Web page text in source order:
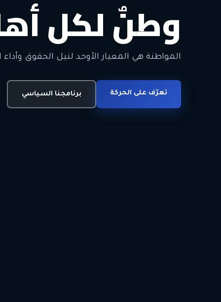
وطنٌ لكل
المواطنة هي المعيار الأوحد لنيل الحقوق وأداء
تعرّف على الحركة برنامجنا السياسي
معاً من أجل
الحرية • الوحدة • السلام • الديمقراطية
انضم للحركة اتصل بنا